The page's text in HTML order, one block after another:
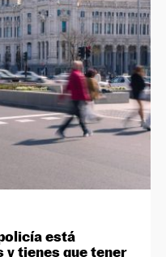
está
y tienes que tener